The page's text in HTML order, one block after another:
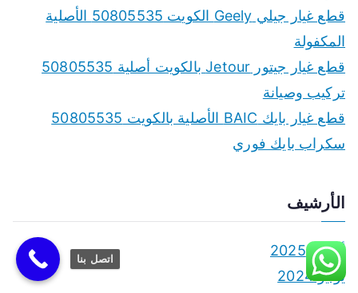
قطع غيار جيلي Geely الكويت 50805535 الأصلية
المكفولة
قطع غيار جيتور Jetour بالكويت أصلية 50805535
تركيب وصيانة
قطع غيار بايك BAIC الأصلية بالكويت 50805535
سكراب بايك فوري
الأرشيف
أكتوبر 2025
يونيو 2024
اتصل بنا